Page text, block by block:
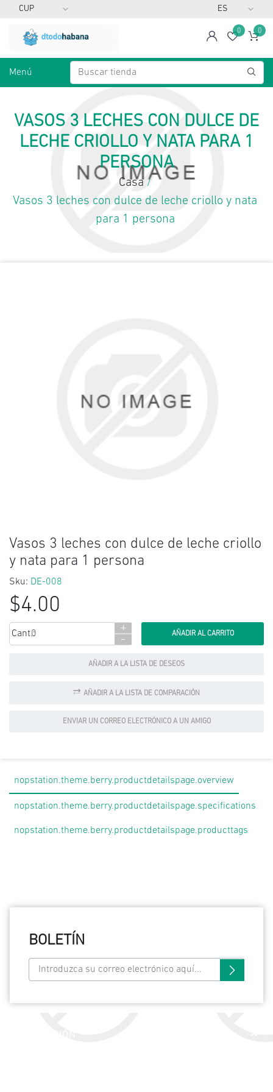
spanLista
0 0
Menú
VASOS 3 LECHES CON DULCE DE
LECHE CRIOLLO Y NATA PARA 1
PERSONA
Casa /
Vasos 3 leches con dulce de leche criollo y nata
para 1 persona
Vasos 3 leches con dulce de leche criollo
y nata para 1 persona
Sku: DE-008
$4.00
Cant.:
+
-
AÑADIR A LA LISTA DE DESEOS
AÑADIR A LA LISTA DE COMPARACIÓN
ENVIAR UN CORREO ELECTRÓNICO A UN AMIGO
nopstation.theme.berry.productdetailspage.overview
nopstation.theme.berry.productdetailspage.specifications
nopstation.theme.berry.productdetailspage.producttags
BOLETÍN